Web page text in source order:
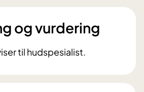
og vurdering
til hudspesialist.